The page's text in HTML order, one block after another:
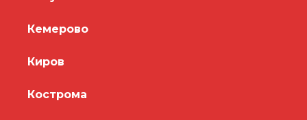
Кемерово
Киров
Кострома